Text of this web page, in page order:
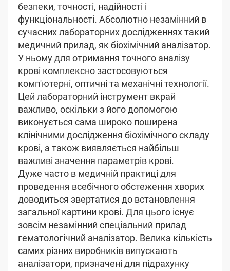
безпеки, точності, надійності і
функціональності. Абсолютно незамінний в
сучасних лабораторних дослідженнях такий
медичний прилад, як біохімічний аналізатор.
У ньому для отримання точного аналізу
крові комплексно застосовуються
комп'ютерні, оптичні та механічні технології.
Цей лабораторний інструмент вкрай
важливо, оскільки з його допомогою
виконується сама широко поширена
клінічними дослідження біохімічного складу
крові, а також виявляється найбільш
важливі значення параметрів крові.
Дуже часто в медичній практиці для
проведення всебічного обстеження хворих
доводиться звертатися до встановлення
загальної картини крові. Для цього існує
зовсім незамінний спеціальний прилад
гематологічний аналізатор. Велика кількість
самих різних виробників випускають
аналізатори, призначені для підрахунку